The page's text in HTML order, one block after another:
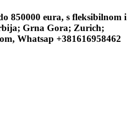
850000 eura, s fleksibilnom i
Grna Gora; Zurich;
Whatsap +381616958462